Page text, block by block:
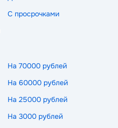
С просрочками
На 70000 рублей
На 60000 рублей
На 25000 рублей
На 3000 рублей